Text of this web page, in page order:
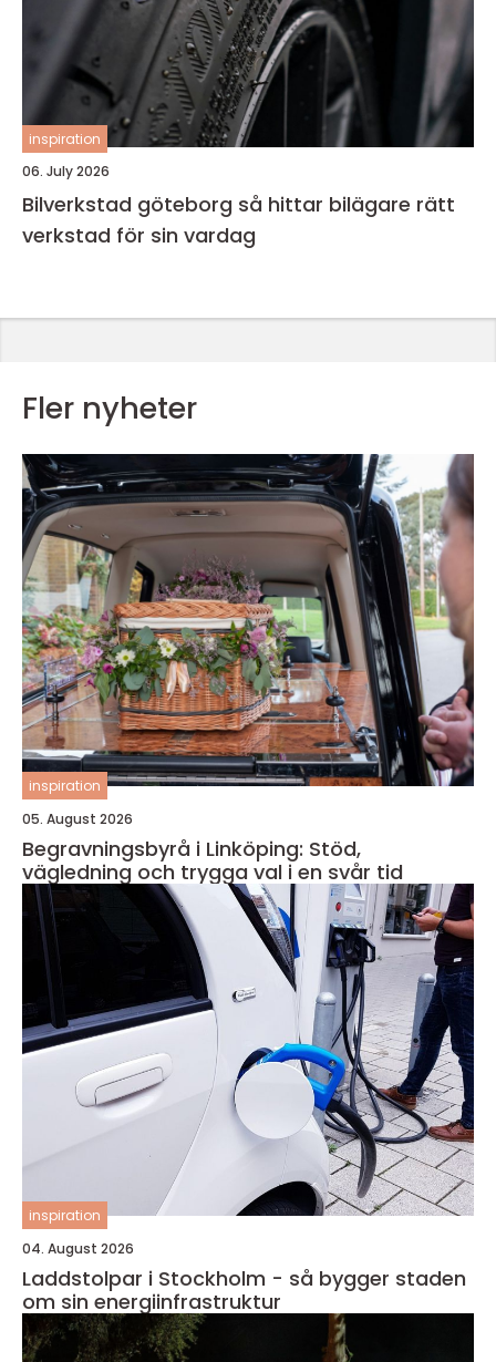
inspiration
06. July 2026
Bilverkstad göteborg så hittar bilägare rätt
verkstad för sin vardag
Fler nyheter
inspiration
05. August 2026
Begravningsbyrå i Linköping: Stöd,
vägledning och trygga val i en svår tid
inspiration
04. August 2026
Laddstolpar i Stockholm - så bygger staden
om sin energiinfrastruktur